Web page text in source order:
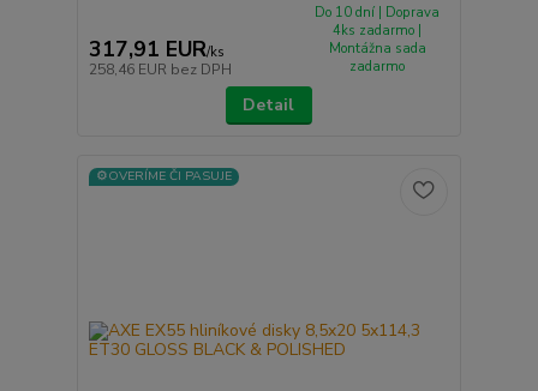
317,91 EUR/ks
258,46 EUR bez DPH
Do 10 dní | Doprava
4ks zadarmo |
Montážna sada
zadarmo
Detail
⚙️OVERÍME ČI PASUJE